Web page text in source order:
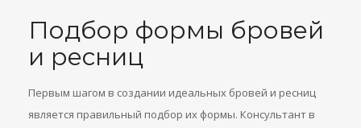
Подбор формы бровей
и ресниц
Первым шагом в создании идеальных бровей и ресниц
является правильный подбор их формы. Консультант в